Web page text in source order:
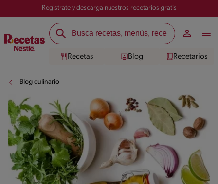
Registrate y descarga nuestros recetarios gratis
Recetas Blog Recetarios
Blog culinario